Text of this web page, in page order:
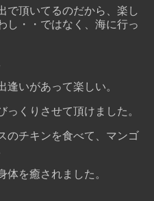
で頂いてるのだから、楽し
し・・ではなく、海に行っ
逢いがあって楽しい。
くりさせて頂けました。
のチキンを食べて、マンゴ
体を癒されました。